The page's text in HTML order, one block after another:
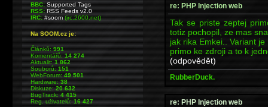
re: PHP Injection web
Tak se priste zeptej
totiz pochopil, ze mas
jak rika Emkei.. Variant
primo ke zdroji a to k
(odpovědět)
RubberDuck.
re: PHP Injection web
BBC: Supported Tags
RSS: RSS Feeds v2.0
IRC: #soom(irc.2600.net)
Na SOOM.cz je:
Článků:991
Komentářů:14 274
Aktualit:1 862
Souborů:151
WebForum:49 501
Hardware:38
Diskuze:20 632
BugTrack:4 415
Reg. uživatelů:16 427